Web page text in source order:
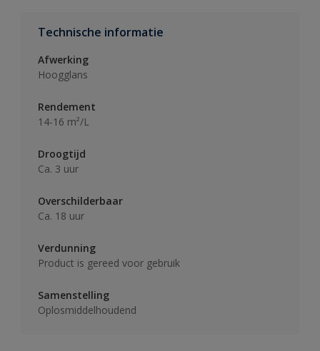
Technische informatie
Afwerking
Hoogglans
Rendement
14-16 m²/L
Droogtijd
Ca. 3 uur
Overschilderbaar
Ca. 18 uur
Verdunning
Product is gereed voor gebruik
Samenstelling
Oplosmiddelhoudend